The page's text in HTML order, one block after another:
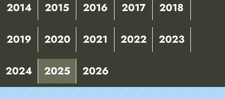
2014 2015 2016 2017 2018
2019 2020 2021 2022 2023
2024 2025 2026